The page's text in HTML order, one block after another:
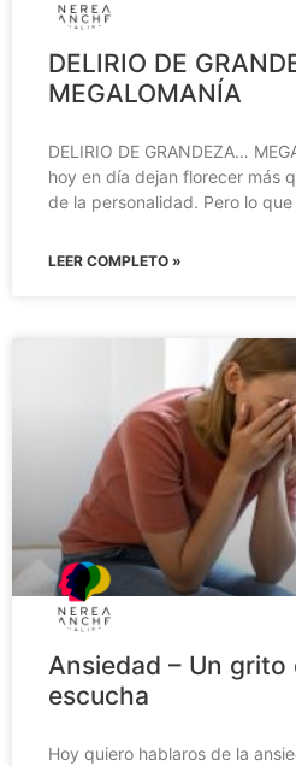
DELIRIO DE
MEGALOMANÍA
DELIRIO DE GRANDEZA…
hoy en día dejan florecer más
de la personalidad. Pero lo
LEER COMPLETO »
Ansiedad – Un grito
escucha
Hoy quiero hablaros de la